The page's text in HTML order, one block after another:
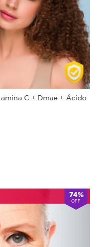
C + Dmae + Ácido
74%
OFF